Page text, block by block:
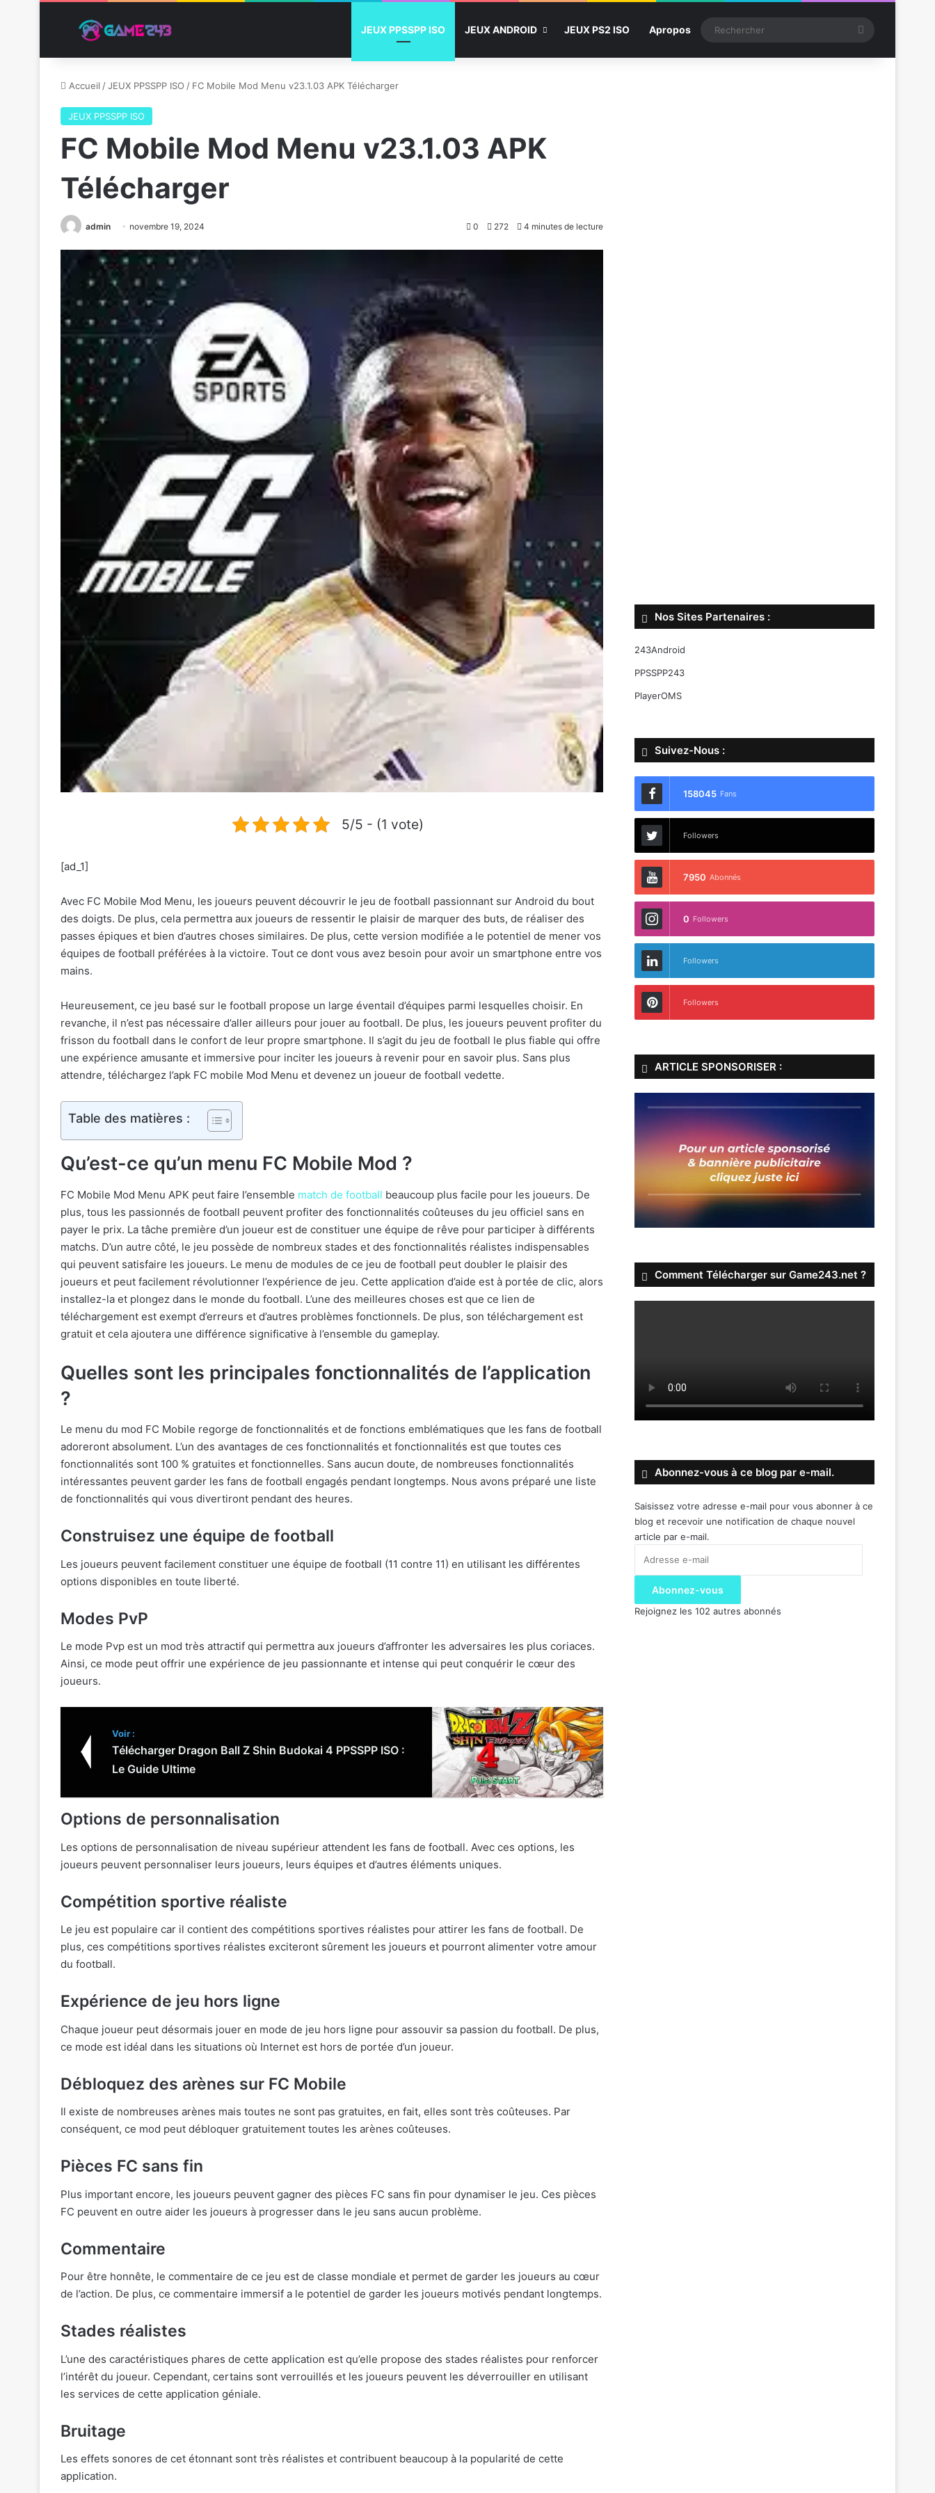
JEUX PPSSPP ISO JEUX ANDROID JEUX PS2 ISO Apropos Rechercher
Accueil /JEUX PPSSPP ISO / FC Mobile Mod Menu v23.1.03 APK Télécharger
JEUX PPSSPP ISO
FC Mobile Mod Menu v23.1.03 APK
Télécharger
admin novembre 19, 2024 0 272 4 minutes de lecture
5/5 - (1 vote)
[ad_1]
Avec FC Mobile Mod Menu, les joueurs peuvent découvrir le jeu de football passionnant sur Android du bout
des doigts. De plus, cela permettra aux joueurs de ressentir le plaisir de marquer des buts, de réaliser des
passes épiques et bien d’autres choses similaires. De plus, cette version modifiée a le potentiel de mener vos
équipes de football préférées à la victoire. Tout ce dont vous avez besoin pour avoir un smartphone entre vos
mains.
Heureusement, ce jeu basé sur le football propose un large éventail d’équipes parmi lesquelles choisir. En
revanche, il n’est pas nécessaire d’aller ailleurs pour jouer au football. De plus, les joueurs peuvent profiter du
frisson du football dans le confort de leur propre smartphone. Il s’agit du jeu de football le plus fiable qui offre
une expérience amusante et immersive pour inciter les joueurs à revenir pour en savoir plus. Sans plus
attendre, téléchargez l’apk FC mobile Mod Menu et devenez un joueur de football vedette.
Table des matières :
Qu’est-ce qu’un menu FC Mobile Mod ?
FC Mobile Mod Menu APK peut faire l’ensemble match de football beaucoup plus facile pour les joueurs. De
plus, tous les passionnés de football peuvent profiter des fonctionnalités coûteuses du jeu officiel sans en
payer le prix. La tâche première d’un joueur est de constituer une équipe de rêve pour participer à différents
matchs. D’un autre côté, le jeu possède de nombreux stades et des fonctionnalités réalistes indispensables
qui peuvent satisfaire les joueurs. Le menu de modules de ce jeu de football peut doubler le plaisir des
joueurs et peut facilement révolutionner l’expérience de jeu. Cette application d’aide est à portée de clic, alors
installez-la et plongez dans le monde du football. L’une des meilleures choses est que ce lien de
téléchargement est exempt d’erreurs et d’autres problèmes fonctionnels. De plus, son téléchargement est
gratuit et cela ajoutera une différence significative à l’ensemble du gameplay.
Quelles sont les principales fonctionnalités de l’application
?
Le menu du mod FC Mobile regorge de fonctionnalités et de fonctions emblématiques que les fans de football
adoreront absolument. L’un des avantages de ces fonctionnalités et fonctionnalités est que toutes ces
fonctionnalités sont 100 % gratuites et fonctionnelles. Sans aucun doute, de nombreuses fonctionnalités
intéressantes peuvent garder les fans de football engagés pendant longtemps. Nous avons préparé une liste
de fonctionnalités qui vous divertiront pendant des heures.
Construisez une équipe de football
Les joueurs peuvent facilement constituer une équipe de football (11 contre 11) en utilisant les différentes
options disponibles en toute liberté.
Modes PvP
Le mode Pvp est un mod très attractif qui permettra aux joueurs d’affronter les adversaires les plus coriaces.
Ainsi, ce mode peut offrir une expérience de jeu passionnante et intense qui peut conquérir le cœur des
joueurs.
Voir :
Télécharger Dragon Ball Z Shin Budokai 4 PPSSPP ISO :
Le Guide Ultime
Options de personnalisation
Les options de personnalisation de niveau supérieur attendent les fans de football. Avec ces options, les
joueurs peuvent personnaliser leurs joueurs, leurs équipes et d’autres éléments uniques.
Compétition sportive réaliste
Le jeu est populaire car il contient des compétitions sportives réalistes pour attirer les fans de football. De
plus, ces compétitions sportives réalistes exciteront sûrement les joueurs et pourront alimenter votre amour
du football.
Expérience de jeu hors ligne
Chaque joueur peut désormais jouer en mode de jeu hors ligne pour assouvir sa passion du football. De plus,
ce mode est idéal dans les situations où Internet est hors de portée d’un joueur.
Débloquez des arènes sur FC Mobile
Il existe de nombreuses arènes mais toutes ne sont pas gratuites, en fait, elles sont très coûteuses. Par
conséquent, ce mod peut débloquer gratuitement toutes les arènes coûteuses.
Pièces FC sans fin
Plus important encore, les joueurs peuvent gagner des pièces FC sans fin pour dynamiser le jeu. Ces pièces
FC peuvent en outre aider les joueurs à progresser dans le jeu sans aucun problème.
Commentaire
Pour être honnête, le commentaire de ce jeu est de classe mondiale et permet de garder les joueurs au cœur
de l’action. De plus, ce commentaire immersif a le potentiel de garder les joueurs motivés pendant longtemps.
Stades réalistes
L’une des caractéristiques phares de cette application est qu’elle propose des stades réalistes pour renforcer
l’intérêt du joueur. Cependant, certains sont verrouillés et les joueurs peuvent les déverrouiller en utilisant
les services de cette application géniale.
Bruitage
Les effets sonores de cet étonnant sont très réalistes et contribuent beaucoup à la popularité de cette
application.
Nos Sites Partenaires :
243Android
PPSSPP243
PlayerOMS
Suivez-Nous :
158045 Fans
Followers
7950 Abonnés
0 Followers
Followers
Followers
ARTICLE SPONSORISER :
Comment Télécharger sur Game243.net ?
Abonnez-vous à ce blog par e-mail.
Saisissez votre adresse e-mail pour vous abonner à ce
blog et recevoir une notification de chaque nouvel
article par e-mail.
e-
Abonnez-vous
Rejoignez les 102 autres abonnés